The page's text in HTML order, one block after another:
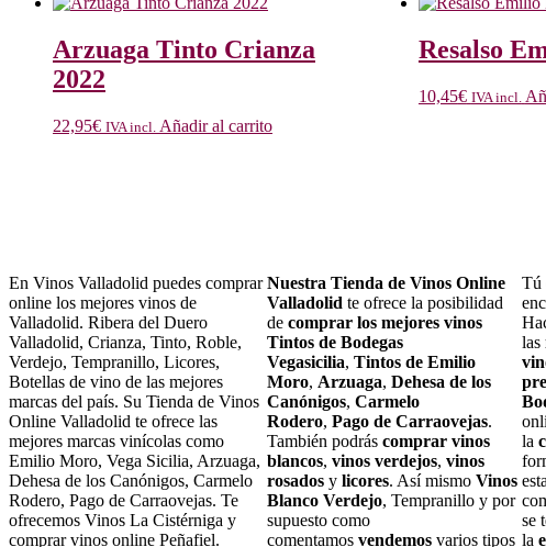
Arzuaga Tinto Crianza
2022
22,95€ IVA incl. Añadir al carrito
Resalso
10,45€ IVA incl.
En Vinos Valladolid puedes comprar
online los mejores vinos de
Valladolid. Ribera del Duero
Valladolid, Crianza, Tinto, Roble,
Verdejo, Tempranillo, Licores,
Botellas de vino de las mejores
marcas del país. Su Tienda de Vinos
Online Valladolid te ofrece las
mejores marcas vinícolas como
Emilio Moro, Vega Sicilia, Arzuaga,
Dehesa de los Canónigos, Carmelo
Rodero, Pago de Carraovejas. Te
ofrecemos Vinos La Cistérniga y
comprar vinos online Peñafiel.
Nuestra Tienda de Vinos Online
Valladolid te ofrece la posibilidad
de comprar los mejores vinos
Tintos de Bodegas
Vegasicilia, Tintos de Emilio
Moro, Arzuaga, Dehesa de los
Canónigos, Carmelo
Rodero, Pago de Carraovejas.
También podrás comprar vinos
blancos, vinos verdejos, vinos
rosadosy licores. Así mismo Vinos
Blanco Verdejo, Tempranillo y por
supuesto como
comentamos vendemosvarios tipos
Tú
las
la
se
la